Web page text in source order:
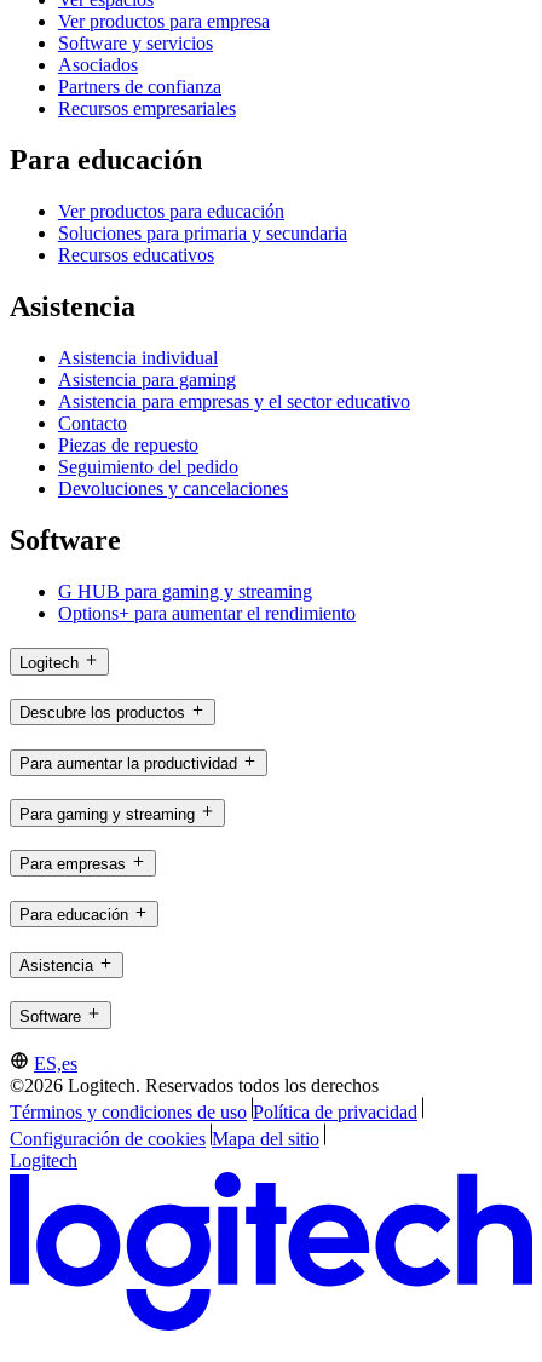
Ver productos para empresa
Software y servicios
Asociados
Partners de confianza
Recursos empresariales
Para educación
Ver productos para educación
Soluciones para primaria y secundaria
Recursos educativos
Asistencia
Asistencia individual
Asistencia para gaming
Asistencia para empresas y el sector educativo
Contacto
Piezas de repuesto
Seguimiento del pedido
Devoluciones y cancelaciones
Software
G HUB para gaming y streaming
Options+ para aumentar el rendimiento
Logitech
Descubre los productos
Para aumentar la productividad
Para gaming y streaming
Para empresas
Para educación
Asistencia
Software
ES,es
©2026 Logitech. Reservados todos los derechos
Términos y condiciones de uso Política de privacidad
Configuración de cookies Mapa del sitio
Logitech